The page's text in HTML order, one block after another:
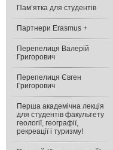
Пам’ятка для студентів
Партнери Erasmus +
Перепелиця Валерій
Григорович
Перепелиця Євген
Григорович
Перша академічна лекція
для студентів факультету
геології, географії,
рекреації і туризму!